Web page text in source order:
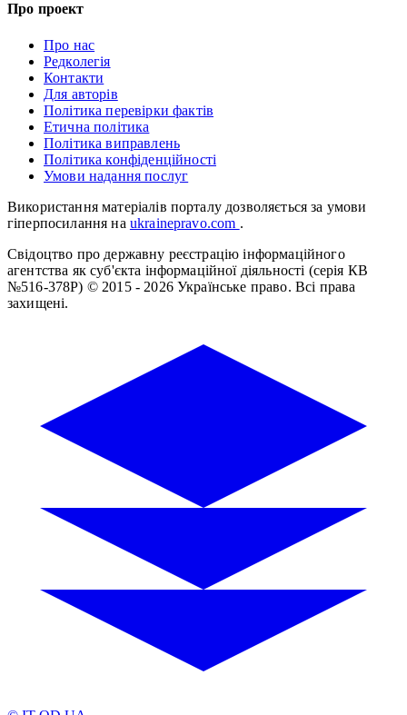
Про проект
Про нас
Редколегія
Контакти
Для авторів
Політика перевірки фактів
Етична політика
Політика виправлень
Політика конфіденційності
Умови надання послуг
Використання матеріалів порталу дозволяється за умови
гіперпосилання на ukrainepravo.com .
Свідоцтво про державну реєстрацію інформаційного
агентства як суб'єкта інформаційної діяльності (серія КВ
№516-378Р) © 2015 - 2026 Українське право. Всі права
захищені.